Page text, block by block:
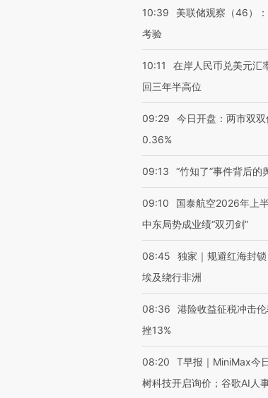
10:39
美联储观察（46）
考验
10:11
在岸人民币兑美元汇
回三年半高位
09:29
今日开盘：两市双
0.36%
09:13 “竹知了”事件背后的
09:10
国泰航空2026年上
中东局势成业绩“双刃剑”
08:45
独家｜规避红海封
埃及绕行非洲
08:36
港险收益征税冲击
挫13%
08:20
T早报｜MiniMax今
树科技开启询价；谷歌AI人